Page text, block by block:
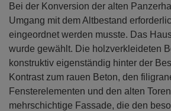
Bei der Konversion der alten
Umgang mit dem Altbestand
eingeordnet werden musste. Das
wurde gewählt. Die holzverkleideten
konstruktiv eigenständig hinter der
Kontrast zum rauen Beton, den
Fensterelementen und den alten
mehrschichtige Fassade, die den